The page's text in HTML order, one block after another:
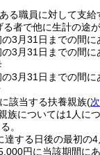
る職員に対して支給
者で他に生計の途
3月31日までの間に
3月31日までの間に
3月31日までの間に
に該当する扶養親族(
族については1人に
。
する日後の最初の
円に当該期間に